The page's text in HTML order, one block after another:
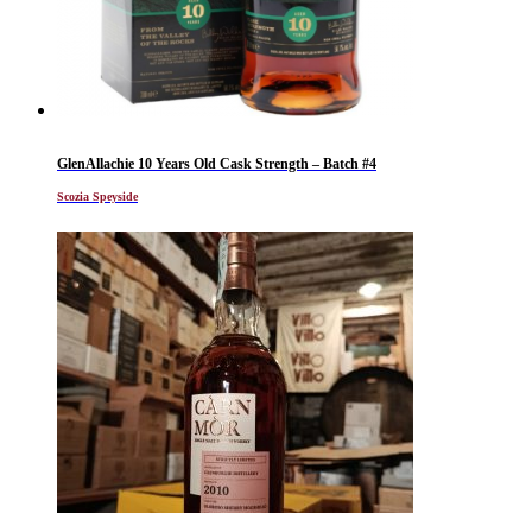
GlenAllachie 10 Years Old Cask Strength – Batch #4
Scozia Speyside